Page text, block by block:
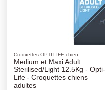
Croquettes OPTI LIFE chien
Medium et Maxi Adult
Sterilised/Light 12.5Kg - Opti-
Life - Croquettes chiens
adultes